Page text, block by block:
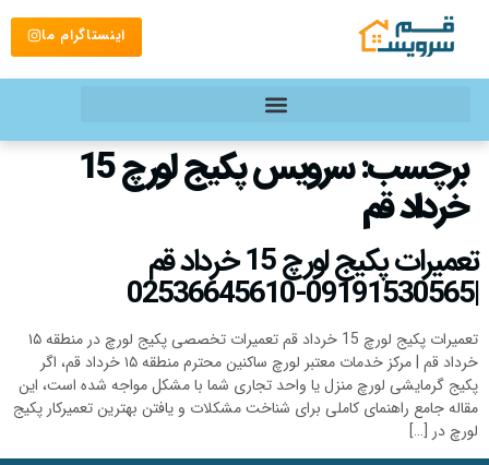
اینستاگرام ما
برچسب: سرویس پکیج لورچ 15
خرداد قم
تعمیرات پکیج لورچ 15 خرداد قم
|09191530565-02536645610
تعمیرات پکیج لورچ 15 خرداد قم تعمیرات تخصصی پکیج لورچ در منطقه ۱۵
خرداد قم | مرکز خدمات معتبر لورچ ساکنین محترم منطقه ۱۵ خرداد قم، اگر
پکیج گرمایشی لورچ منزل یا واحد تجاری شما با مشکل مواجه شده است، این
مقاله جامع راهنمای کاملی برای شناخت مشکلات و یافتن بهترین تعمیرکار پکیج
لورچ در […]